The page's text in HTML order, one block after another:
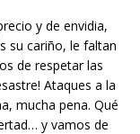
y de envidia,
su cariño, le faltan
de respetar las
Ataques a la
mucha pena. Qué
y vamos de